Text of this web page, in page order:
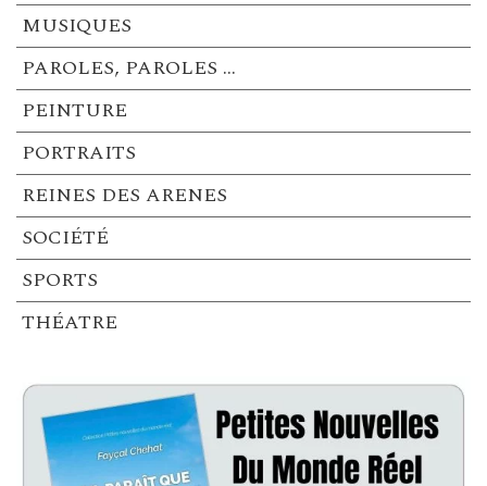
MUSIQUES
PAROLES, PAROLES …
PEINTURE
PORTRAITS
REINES DES ARENES
SOCIÉTÉ
SPORTS
THÉATRE